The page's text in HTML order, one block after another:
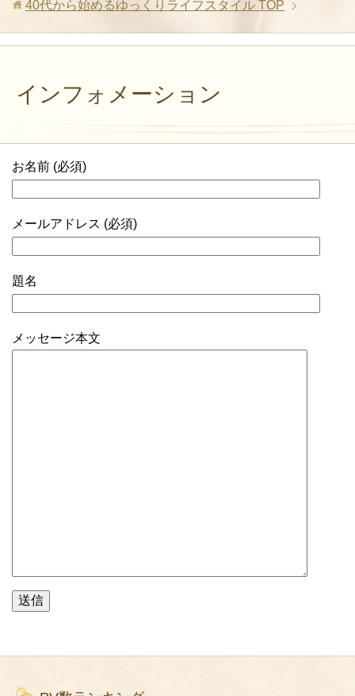
40代から始めるゆっくりライフスタイル TOP
インフォメーション
お名前 (必須)
メールアドレス (必須)
題名
メッセージ本文